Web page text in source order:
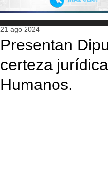
Presentan
certeza
Humanos.
21 ago 2024